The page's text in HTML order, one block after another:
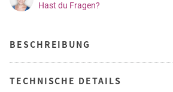
Hast du Fragen?
BESCHREIBUNG
TECHNISCHE DETAILS